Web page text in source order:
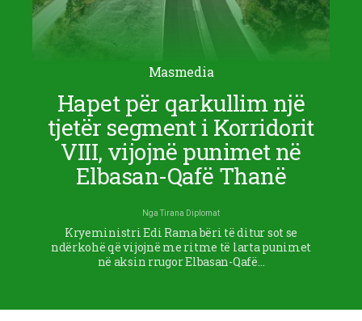
Masmedia
Hapet për qarkullim një
tjetër segment i Korridorit
VIII, vijojnë punimet në
Elbasan-Qafë Thanë
NgaTirana Diplomat
Kryeministri Edi Rama bëri të ditur sot se
ndërkohë që vijojnë me ritme të larta punimet
në aksin rrugor Elbasan-Qafë…